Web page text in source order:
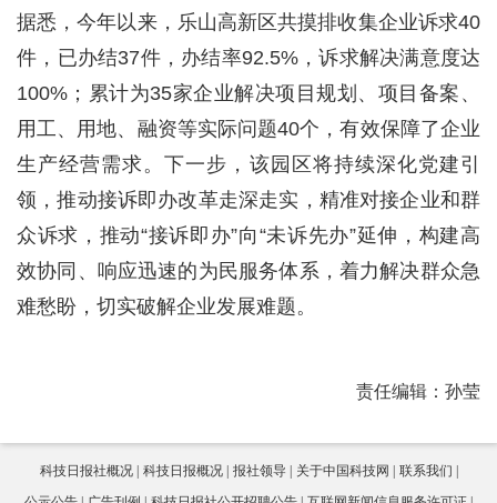
据悉，今年以来，乐山高新区共摸排收集企业诉求40
件，已办结37件，办结率92.5%，诉求解决满意度达
100%；累计为35家企业解决项目规划、项目备案、
用工、用地、融资等实际问题40个，有效保障了企业
生产经营需求。下一步，该园区将持续深化党建引
领，推动接诉即办改革走深走实，精准对接企业和群
众诉求，推动“接诉即办”向“未诉先办”延伸，构建高
效协同、响应迅速的为民服务体系，着力解决群众急
难愁盼，切实破解企业发展难题。
责任编辑：孙莹
科技日报社概况 科技日报概况 报社领导 关于中国科技网
联系我们